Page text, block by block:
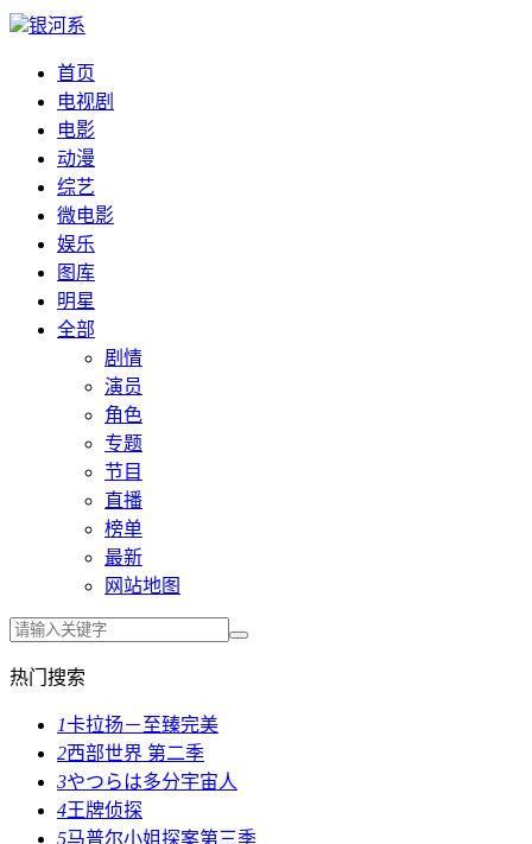
银河系
首页
电视剧
电影
动漫
综艺
微电影
娱乐
图库
明星
全部
剧情
演员
角色
专题
节目
直播
榜单
最新
网站地图
热门搜索
1卡拉扬－至臻完美
2西部世界 第二季
3やつらは多分宇宙人
4王牌侦探
5马普尔小姐探案第三季